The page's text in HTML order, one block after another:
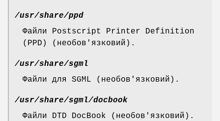
/usr/share/ppd
Файли Postscript Printer Definition
(PPD) (необов'язковий).
/usr/share/sgml
Файли для SGML (необов'язковий).
/usr/share/sgml/docbook
Файли DTD DocBook (необов'язковий).